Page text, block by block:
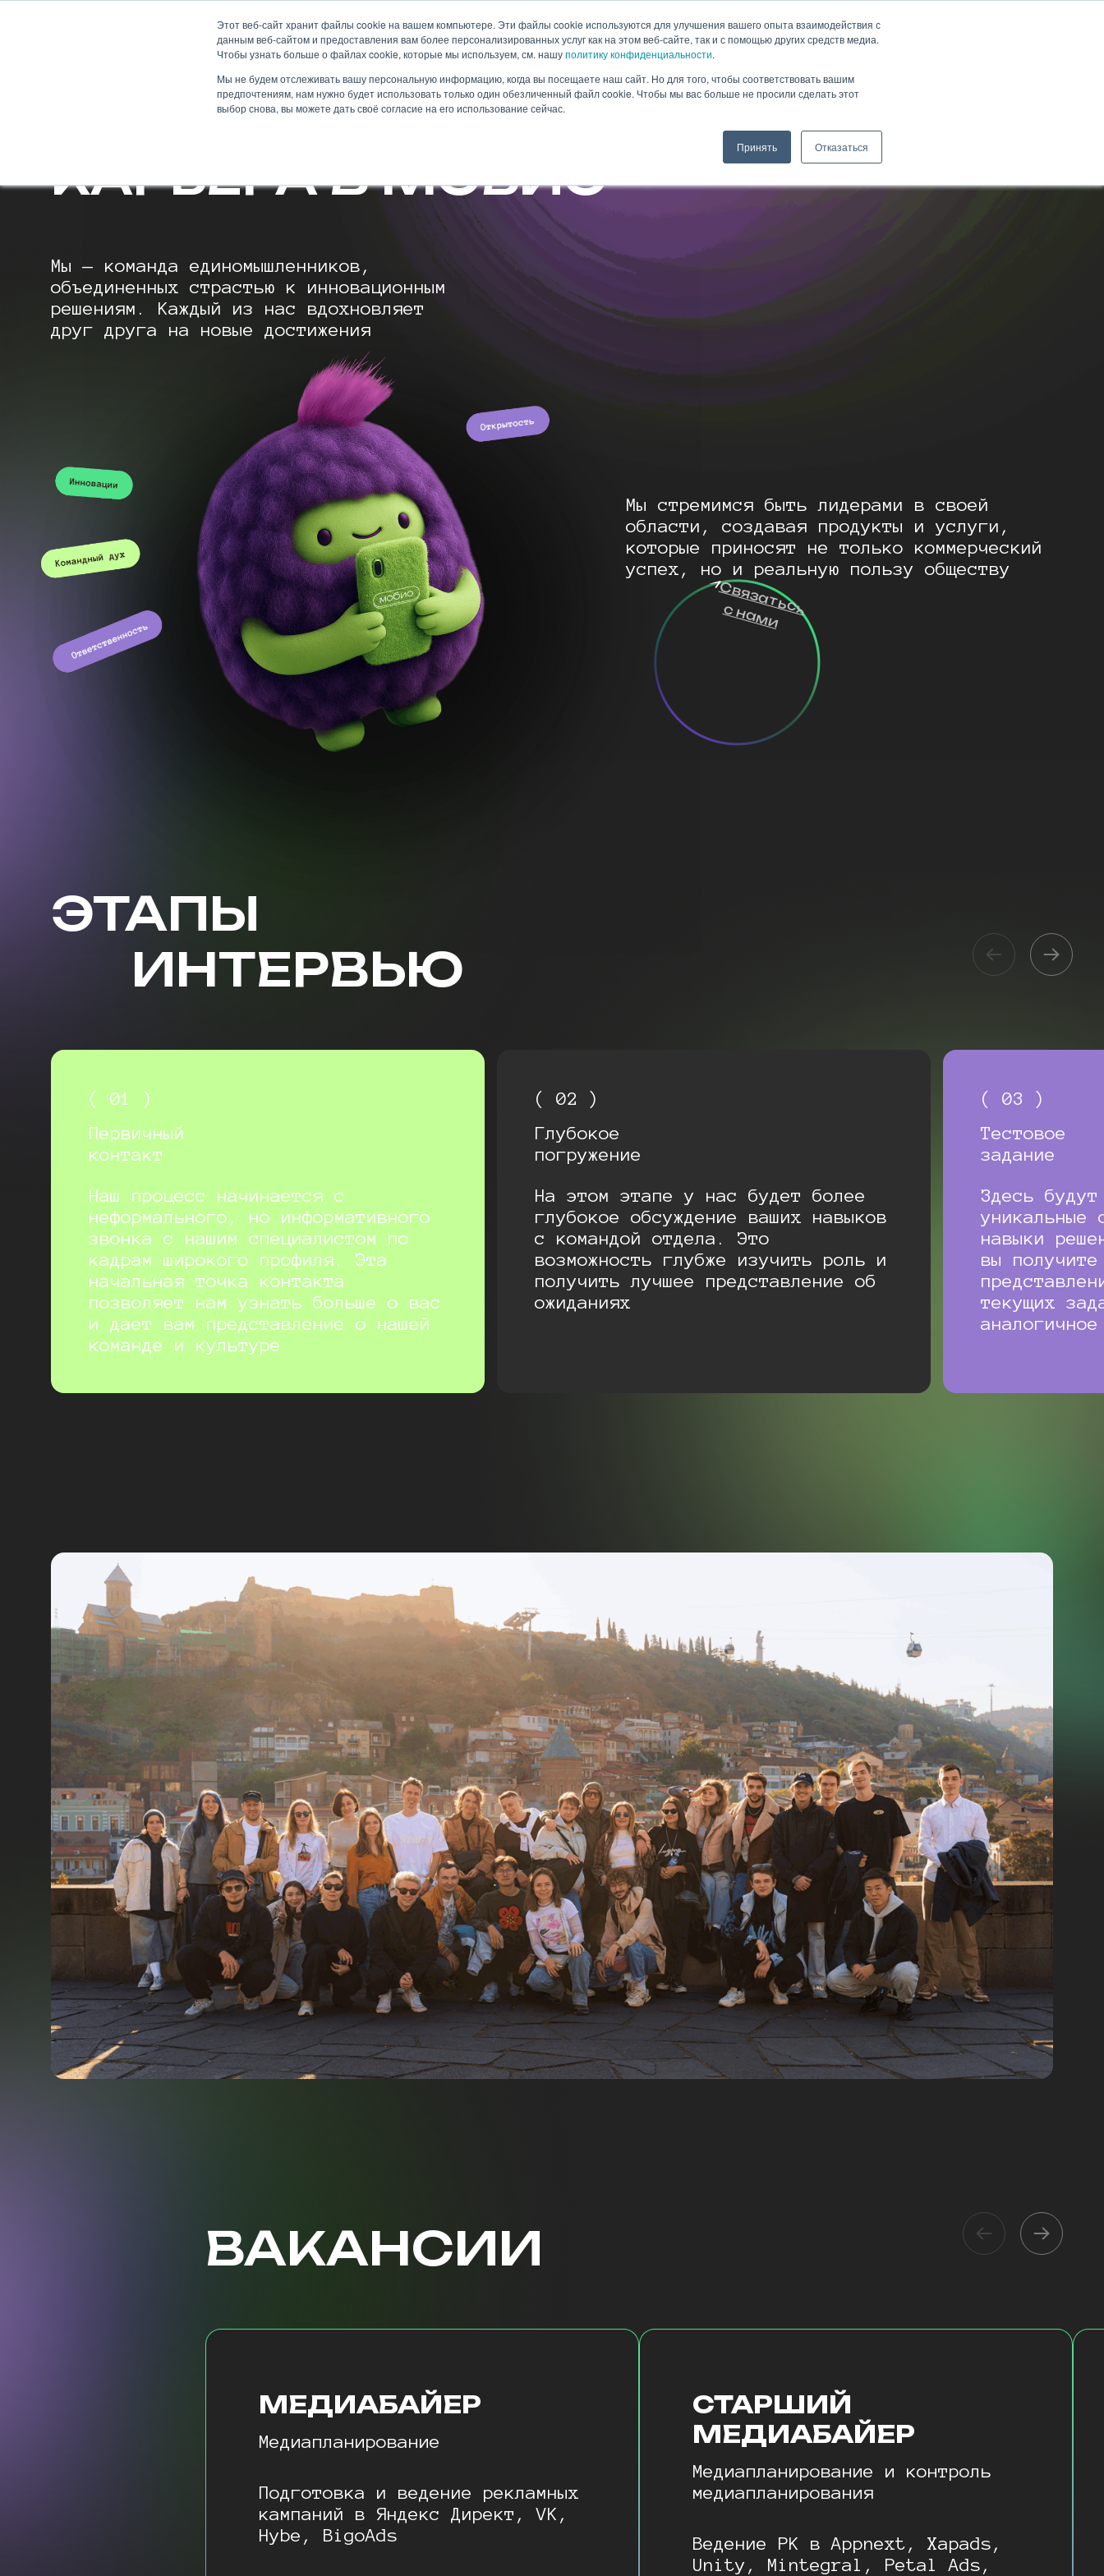
Этот веб-сайт хранит файлы cookie на вашем компьютере. Эти файлы cookie используются для улучшения вашего опыта взаимодействия с
данным веб-сайтом и предоставления вам более персонализированных услуг как на этом веб-сайте, так и с помощью других средств медиа.
Чтобы узнать больше о файлах cookie, которые мы используем, см. нашуполитику конфиденциальности.
Мы не будем отслеживать вашу персональную информацию, когда вы посещаете наш сайт. Но для того, чтобы соответствовать вашим
предпочтениям, нам нужно будет использовать только один обезличенный файл cookie. Чтобы мы вас больше не просили сделать этот
выбор снова, вы можете дать своё согласие на его использование сейчас.
Принять Отказаться
ИИ-подходУслуги О нас КейсыНовостиКонтакты
КАРЬЕРАВ МОБИО
Мы — команда единомышленников,
объединенных страстью к инновационным
решениям. Каждый из нас вдохновляет
друг друга на новые достижения
Мы стремимся быть лидерами в своей
области, создавая продукты и услуги,
которые приносят не только коммерческий
успех, но и реальную пользу обществу
Связаться
с нами
ЭТАПЫ
ИНТЕРВЬЮ
( 01 )
Первичный
контакт
Наш процесс начинается с
неформального, но информативного
звонка с нашим специалистом по
кадрам широкого профиля. Эта
начальная точка контакта
позволяет нам узнать больше о вас
и дает вам представление о нашей
команде и культуре
( 02 )
Глубокое
погружение
На этом этапе у нас будет более
глубокое обсуждение ваших навыков
с командой отдела. Это
возможность глубже изучить роль и
получить лучшее представление об
ожиданиях
( 03 )
Тестовое
задание
Здесь
уникальные
навыки
вы
текущих
ВАКАНСИИ
МЕДИАБАЙЕР
Медиапланирование
Подготовка и ведение рекламных
кампаний в Яндекс Директ, VK,
Hybe, BigoAds
СТАРШИЙ
МЕДИАБАЙЕР
Медиапланирование и контроль
медиапланирования
Ведение РК в Appnext, Xapads,
Unity, Mintegral, Petal Ads,